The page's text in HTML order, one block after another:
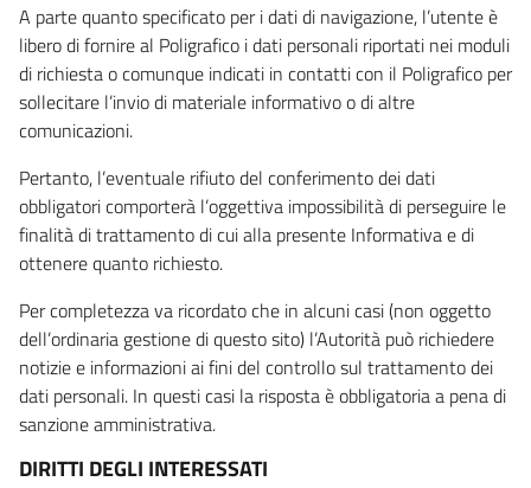
A parte quanto specificato per i dati di navigazione, l’utente è
libero di fornire al Poligrafico i dati personali riportati nei moduli
di richiesta o comunque indicati in contatti con il Poligrafico per
sollecitare l’invio di materiale informativo o di altre
comunicazioni.
Pertanto, l’eventuale rifiuto del conferimento dei dati
obbligatori comporterà l’oggettiva impossibilità di perseguire le
finalità di trattamento di cui alla presente Informativa e di
ottenere quanto richiesto.
Per completezza va ricordato che in alcuni casi (non oggetto
dell’ordinaria gestione di questo sito) l’Autorità può richiedere
notizie e informazioni ai fini del controllo sul trattamento dei
dati personali. In questi casi la risposta è obbligatoria a pena di
sanzione amministrativa.
DIRITTI DEGLI INTERESSATI